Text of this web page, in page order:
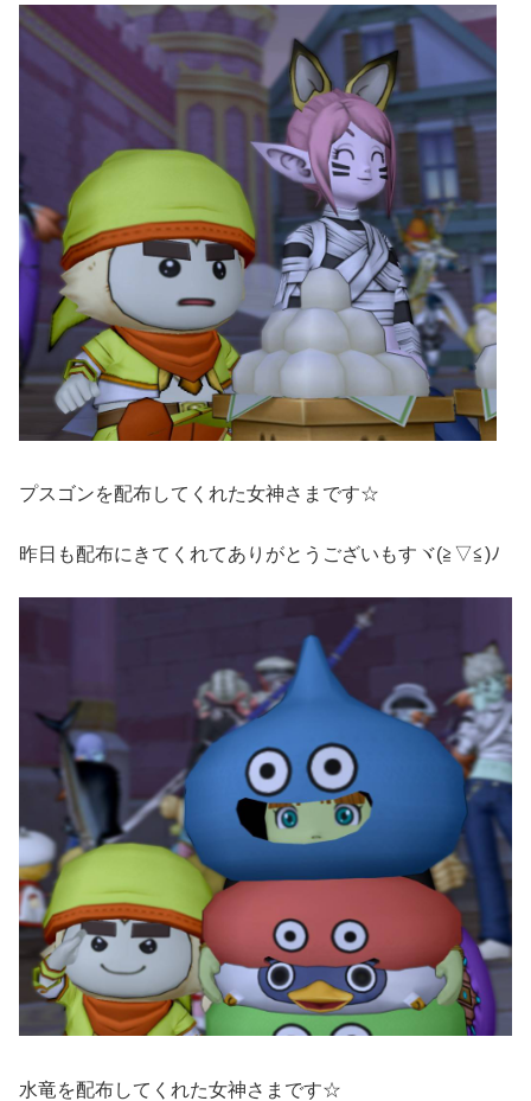
プスゴンを配布してくれた女神さまです☆
昨日も配布にきてくれてありがとうございもすヾ(≧▽≦)ﾉ
水竜を配布してくれた女神さまです☆